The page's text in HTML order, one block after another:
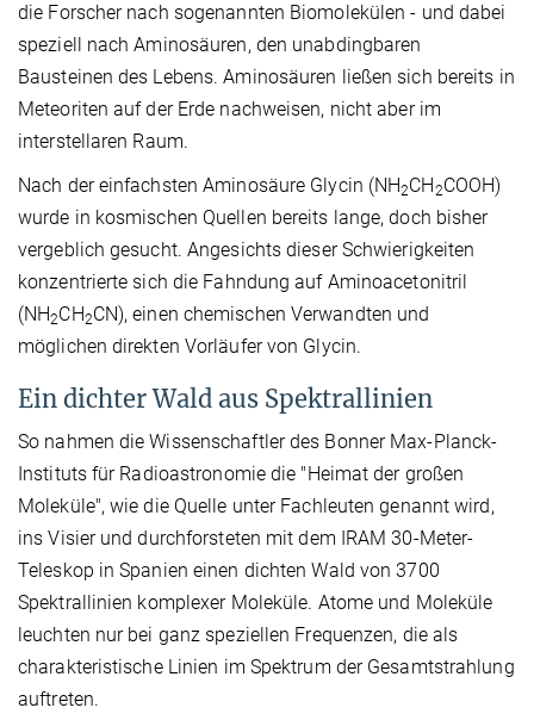
die Forscher nach sogenannten Biomolekülen - und dabei
speziell nach Aminosäuren, den unabdingbaren
Bausteinen des Lebens. Aminosäuren ließen sich bereits in
Meteoriten auf der Erde nachweisen, nicht aber im
interstellaren Raum.
Nach der einfachsten Aminosäure Glycin (NH2CH2COOH)
wurde in kosmischen Quellen bereits lange, doch bisher
vergeblich gesucht. Angesichts dieser Schwierigkeiten
konzentrierte sich die Fahndung auf Aminoacetonitril
(NH2CH2CN), einen chemischen Verwandten und
möglichen direkten Vorläufer von Glycin.
Ein dichter Wald aus Spektrallinien
So nahmen die Wissenschaftler des Bonner Max-Planck-
Instituts für Radioastronomie die "Heimat der großen
Moleküle", wie die Quelle unter Fachleuten genannt wird,
ins Visier und durchforsteten mit dem IRAM 30-Meter-
Teleskop in Spanien einen dichten Wald von 3700
Spektrallinien komplexer Moleküle. Atome und Moleküle
leuchten nur bei ganz speziellen Frequenzen, die als
charakteristische Linien im Spektrum der Gesamtstrahlung
auftreten.